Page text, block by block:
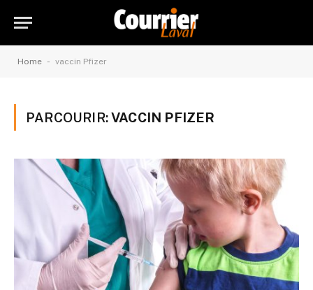
Home - vaccin Pfizer
PARCOURIR:VACCIN PFIZER